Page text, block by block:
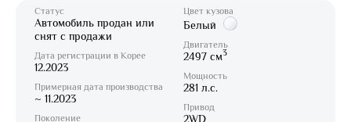
Статус
Автомобиль продан или
снят с продажи
Дата регистрации в Корее
12.2023
Примерная дата производства
~ 11.2023
Поколение
Цвет кузова
Белый
Двигатель
2497 см3
Мощность
281 л.с.
Привод
2WD